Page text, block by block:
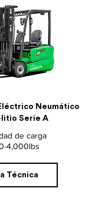
Neumático
litio Serie A
de carga
4,000lbs
Técnica